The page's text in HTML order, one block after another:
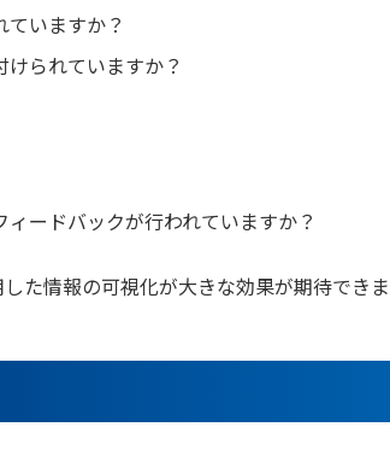
いますか？
られていますか？
ードバックが行われていますか？
た情報の可視化が大きな効果が期待でき